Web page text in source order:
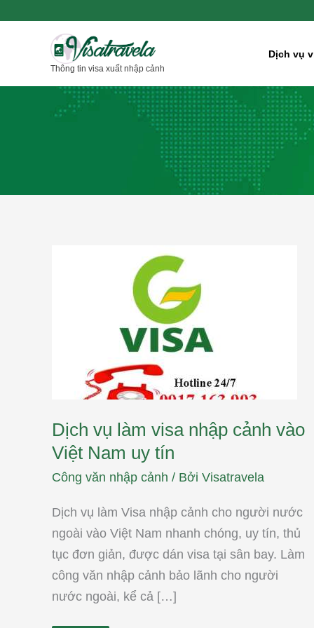
Thông tin visa xuất nhập cảnh
Dịch vụ
Dịch vụ làm visa nhập cảnh vào
Việt Nam uy tín
Công văn nhập cảnh / Bởi Visatravela
Dịch vụ làm Visa nhập cảnh cho người nước
ngoài vào Việt Nam nhanh chóng, uy tín, thủ
tục đơn giản, được dán visa tại sân bay. Làm
công văn nhập cảnh bảo lãnh cho người
nước ngoài, kể cả […]